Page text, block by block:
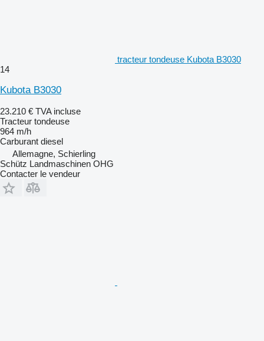
tracteur tondeuse Kubota B3030
14
Kubota B3030
23.210 € TVA incluse
Tracteur tondeuse
964 m/h
Carburant diesel
Allemagne, Schierling
Schütz Landmaschinen OHG
Contacter le vendeur